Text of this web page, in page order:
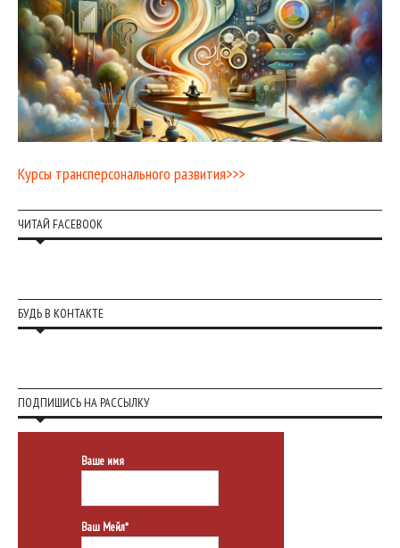
Курсы трансперсонального развития>>>
ЧИТАЙ FACEBOOK
БУДЬ В КОНТАКТЕ
ПОДПИШИСЬ НА РАССЫЛКУ
Ваше имя
Ваш Мейл*